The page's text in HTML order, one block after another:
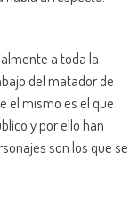
a toda la
del matador de
el mismo es el que
y por ello han
son los que se